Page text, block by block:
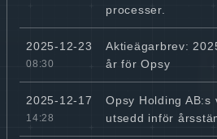
processer.
2025-12-23
08:30
Aktieägarbrev:
år för Opsy
2025-12-17
14:28
Opsy Holding AB:s
utsedd inför